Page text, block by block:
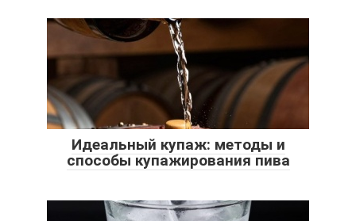
Идеальный купаж: методы и
способы купажирования пива